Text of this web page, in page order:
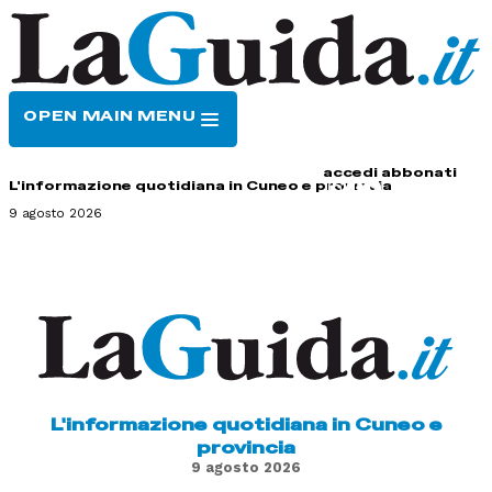
OPEN MAIN MENU
accedi abbonati
L'informazione quotidiana in Cuneo e provincia
9 agosto 2026
L'informazione quotidiana in Cuneo e
provincia
9 agosto 2026